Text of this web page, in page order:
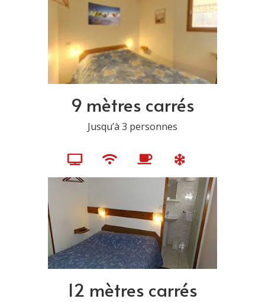
9 mètres carrés
Jusqu’à 3 personnes
12 mètres carrés